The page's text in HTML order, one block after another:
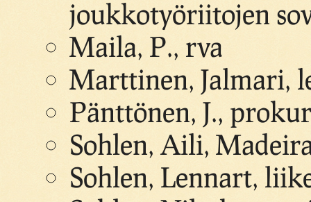
joukkotyöriitojen
Maila, P., rva
Marttinen, Jalmari,
Pänttönen, J.,
Sohlen, Aili,
Sohlen, Lennart,